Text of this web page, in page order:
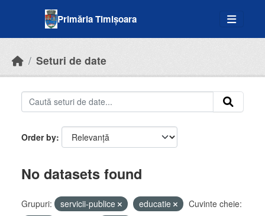
Primăria Timișoara
Seturi de date
Order by
No datasets found
Grupuri: servicii-publice educatie
Cuvinte cheie: